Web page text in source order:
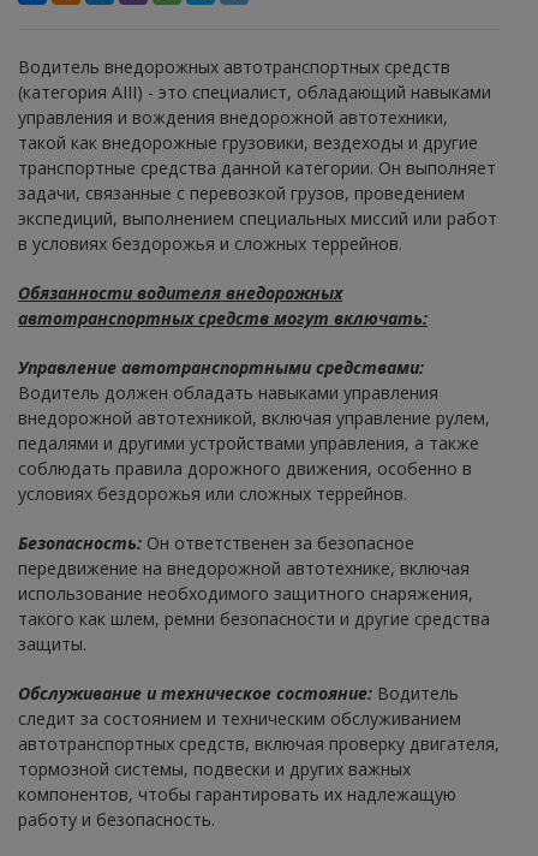
Водитель внедорожных автотранспортных средств
(категория АIII) - это специалист, обладающий навыками
управления и вождения внедорожной автотехники,
такой как внедорожные грузовики, вездеходы и другие
транспортные средства данной категории. Он выполняет
задачи, связанные с перевозкой грузов, проведением
экспедиций, выполнением специальных миссий или работ
в условиях бездорожья и сложных террейнов.
Обязанности водителя внедорожных
автотранспортных средств могут включать:
Управление автотранспортными средствами:
Водитель должен обладать навыками управления
внедорожной автотехникой, включая управление рулем,
педалями и другими устройствами управления, а также
соблюдать правила дорожного движения, особенно в
условиях бездорожья или сложных террейнов.
Безопасность: Он ответственен за безопасное
передвижение на внедорожной автотехнике, включая
использование необходимого защитного снаряжения,
такого как шлем, ремни безопасности и другие средства
защиты.
Обслуживание и техническое состояние: Водитель
следит за состоянием и техническим обслуживанием
автотранспортных средств, включая проверку двигателя,
тормозной системы, подвески и других важных
компонентов, чтобы гарантировать их надлежащую
работу и безопасность.